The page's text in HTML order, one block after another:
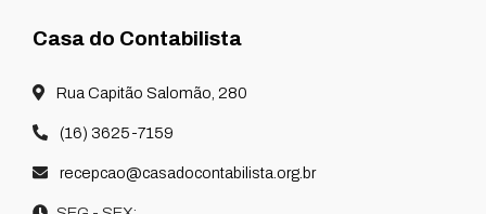
Casa do Contabilista
Rua Capitão Salomão, 280
(16) 3625-7159
recepcao@casadocontabilista.org.br